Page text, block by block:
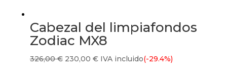
Cabezal del limpiafondos
Zodiac MX8
326,00€ El
230,00 €ElIVA incluido(-29.4%)